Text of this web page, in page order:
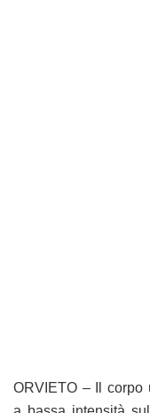
ORVIETO – Il corpo